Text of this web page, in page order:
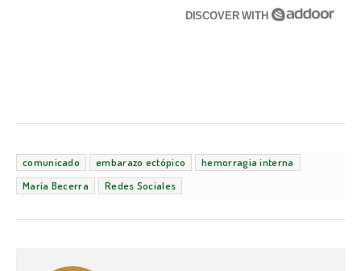
DISCOVER WITH
comunicado embarazo ectópico
hemorragia interna
María Becerra
Redes Sociales